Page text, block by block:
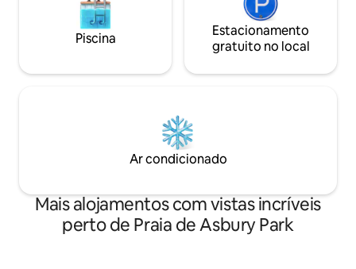
Piscina
Estacionamento
gratuito no local
Ar condicionado
Mais alojamentos com vistas incríveis
perto de Praia de Asbury Park